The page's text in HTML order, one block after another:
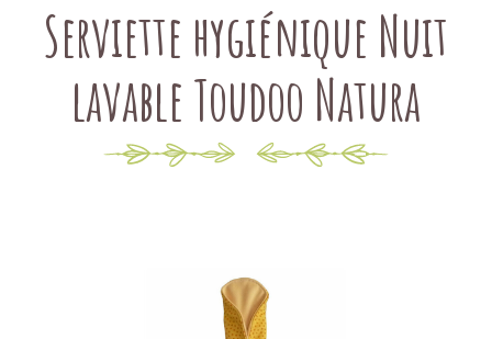
Serviette hygiénique Nuit
lavable Toudoo Natura